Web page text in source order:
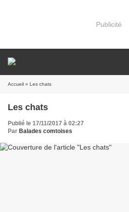
Publicité
Accueil » Les chats
Les chats
Publié le 17/11/2017 à 02:27
Par Balades comtoises